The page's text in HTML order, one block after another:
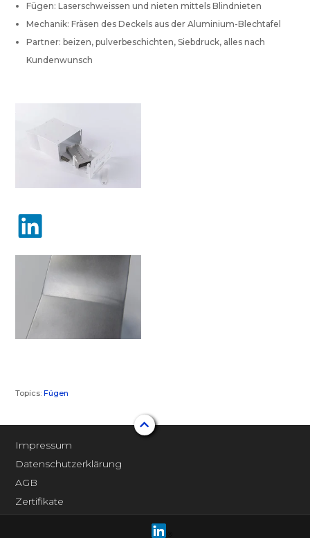
Fügen: Laserschweissen und nieten mittels Blindnieten
Mechanik: Fräsen des Deckels aus der Aluminium-Blechtafel
Partner: beizen, pulverbeschichten, Siebdruck, alles nach
Kundenwunsch
Topics:Fügen
Impressum
Datenschutzerklärung
AGB
Zertifikate